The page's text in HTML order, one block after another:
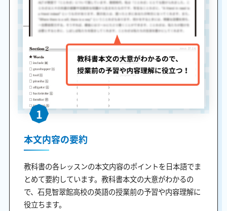
1
本文内容の要約
教科書の各レッスンの本文内容のポイントを日本語でま
とめて要約しています。教科書本文の大意がわかるの
で、石見智翠館高校の英語の授業前の予習や内容理解に
役立ちます。